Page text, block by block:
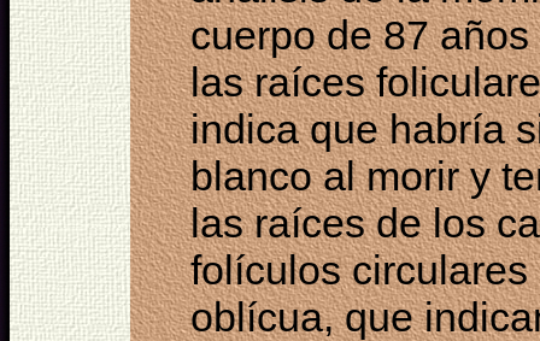
cuerpo de 87
las raíces
indica que habría
blanco al morir y
las raíces de los
folículos
oblícua, que